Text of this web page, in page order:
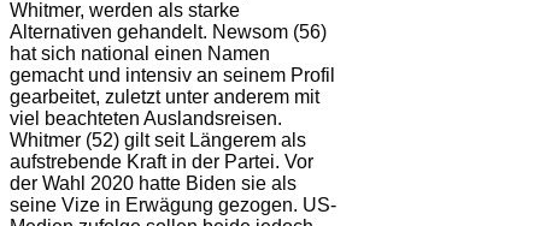
Whitmer, werden als starke
Alternativen gehandelt. Newsom (56)
hat sich national einen Namen
gemacht und intensiv an seinem Profil
gearbeitet, zuletzt unter anderem mit
viel beachteten Auslandsreisen.
Whitmer (52) gilt seit Längerem als
aufstrebende Kraft in der Partei. Vor
der Wahl 2020 hatte Biden sie als
seine Vize in Erwägung gezogen. US-